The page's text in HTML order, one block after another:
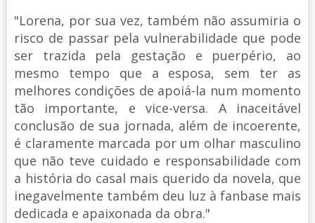
"Lorena, por sua vez, também não assumiria o
risco de passar pela vulnerabilidade que pode
ser trazida pela gestação e puerpério, ao
mesmo tempo que a esposa, sem ter as
melhores condições de apoiá-la num momento
tão importante, e vice-versa. A inaceitável
conclusão de sua jornada, além de incoerente,
é claramente marcada por um olhar masculino
que não teve cuidado e responsabilidade com
a história do casal mais querido da novela, que
inegavelmente também deu luz à fanbase mais
dedicada e apaixonada da obra."